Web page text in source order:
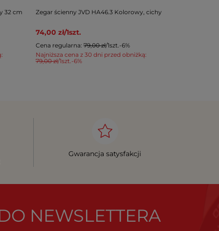
32 cm Zegar ścienny JVD HA46.3 Kolorowy, cichy
74,00 zł/1szt.
Najniższa cena z 30 dni przed obniżką:
79,00 zł/1szt.-6%
Cena regularna: 79,00 zł/1szt.-6%
Gwarancja satysfakcji
NEWSLETTERA